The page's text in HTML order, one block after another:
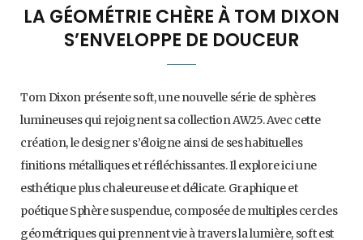
LA GÉOMÉTRIE CHÈRE À TOM DIXON
S’ENVELOPPE DE DOUCEUR
Tom Dixon présente soft, une nouvelle série de sphères
lumineuses qui rejoignent sa collection AW25. Avec cette
création, le designer s’éloigne ainsi de ses habituelles
finitions métalliques et réfléchissantes. Il explore ici une
esthétique plus chaleureuse et délicate. Graphique et
poétique Sphère suspendue, composée de multiples cercles
géométriques qui prennent vie à travers la lumière, soft est